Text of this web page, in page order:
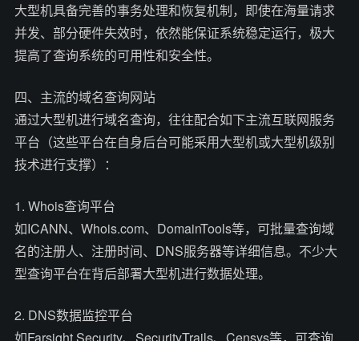
大型机具备完善的事务处理和恢复机制，即使在海量请求
并发、部分硬件失效时，依然能保证系统稳定运行，极大
提高了查询系统的可用性和安全性。
四、主流的域名查询网站
通过大型机进行域名查询，往往配合如下主流互联网服务
平台（这些平台在自身后台可能采用大型机或大型机级别
技术进行支撑）：
1. Whois查询平台
如ICANN、Whois.com、DomainTools等，可批量查询域
名的注册人、注册时间、DNS服务器等详细信息。不少大
型查询平台在背后部署大型机进行数据处理。
2. DNS数据监控平台